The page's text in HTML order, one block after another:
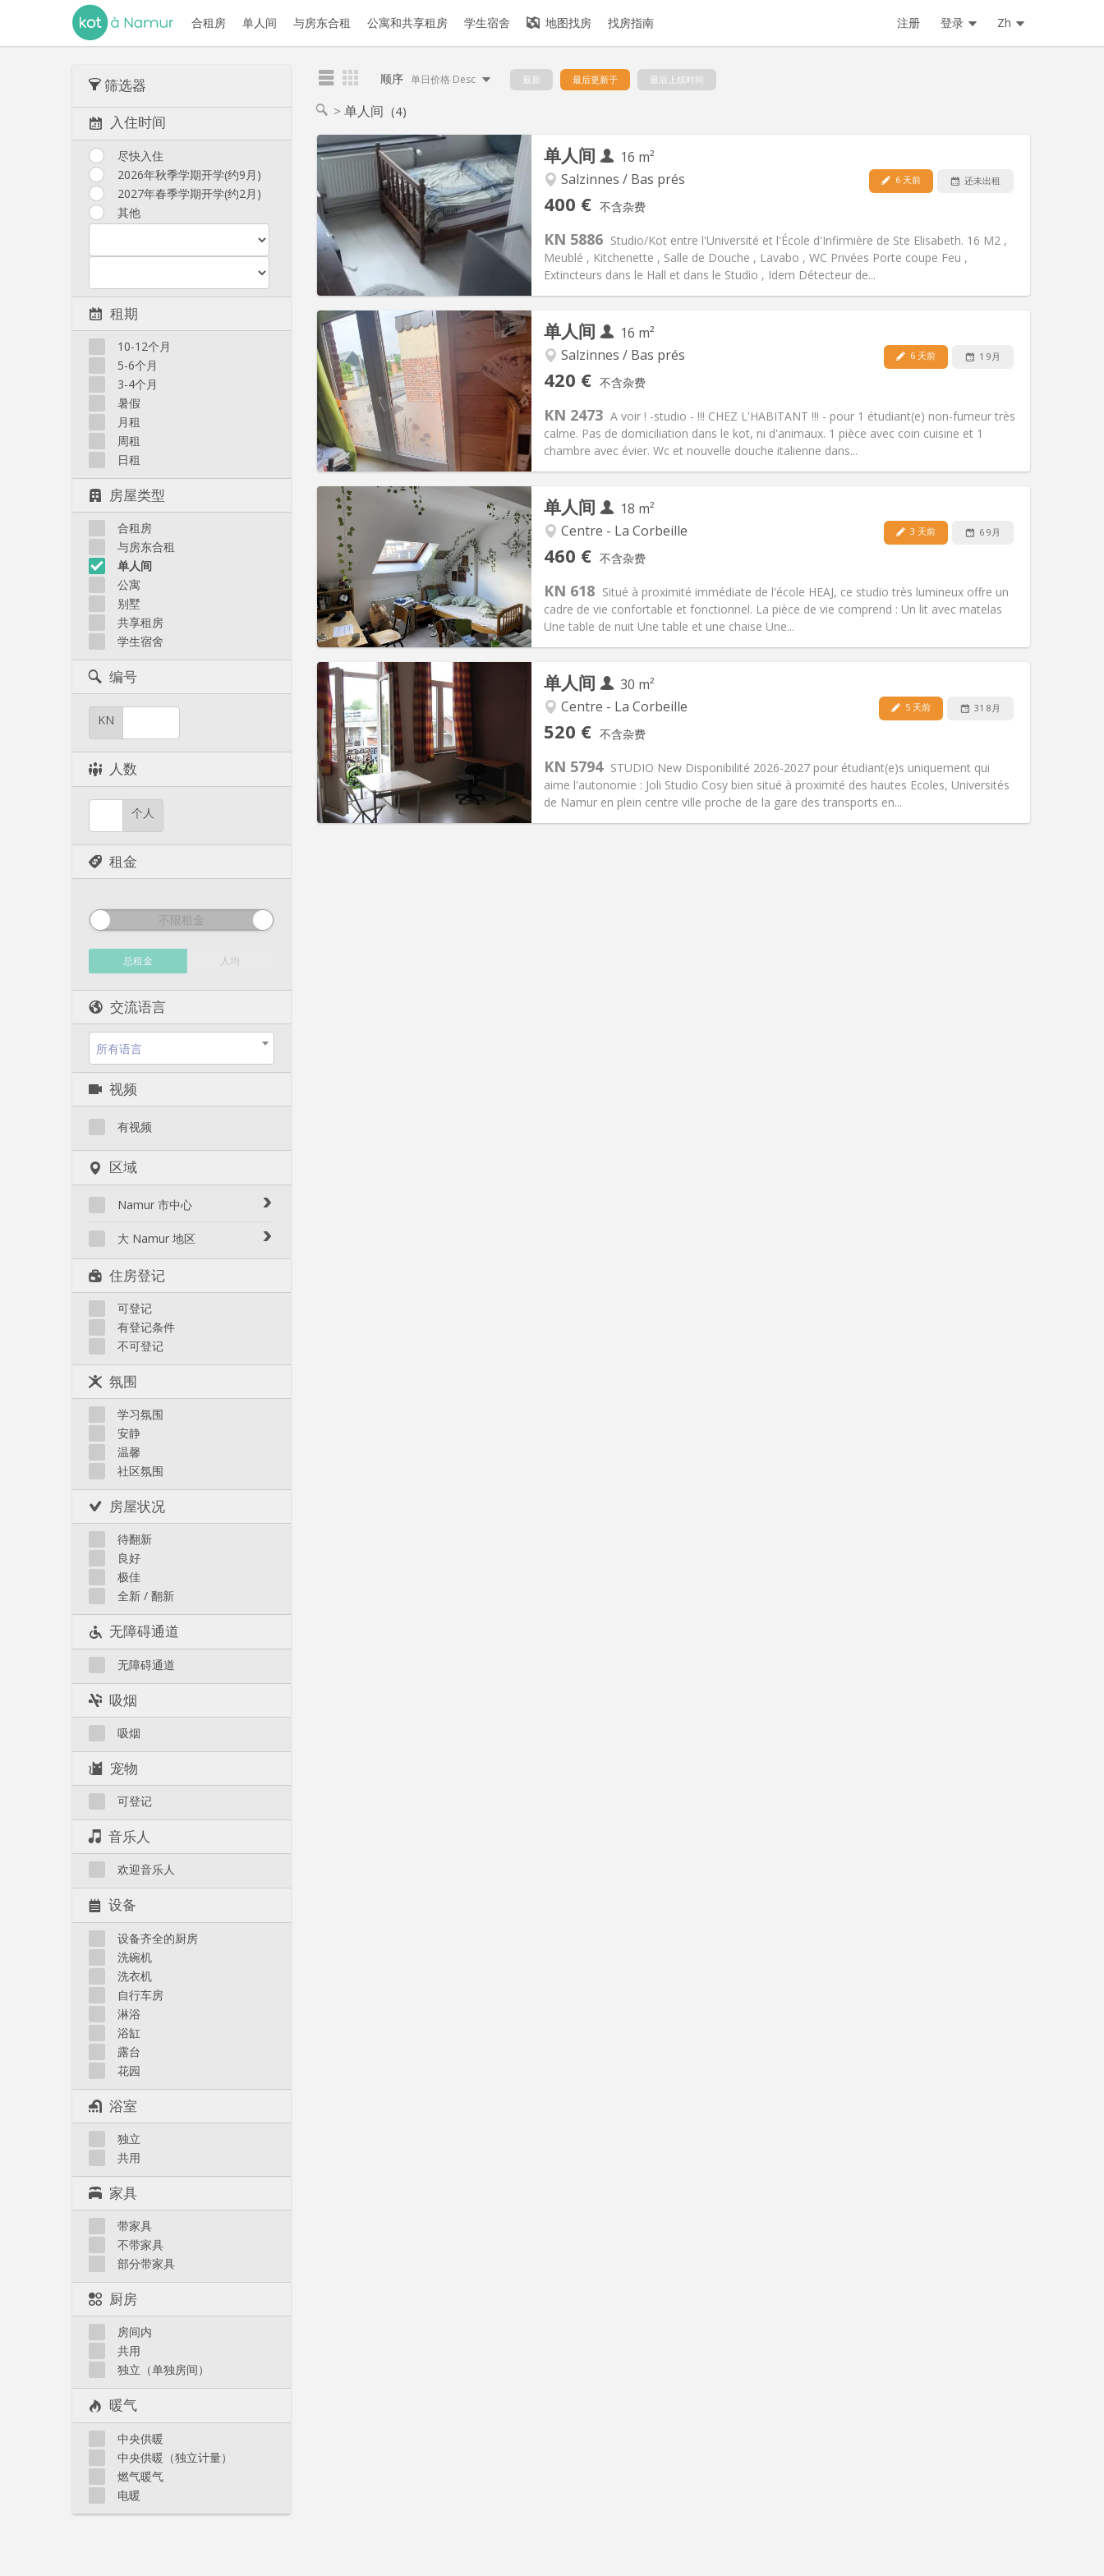
合租房 单人间 与房东合租 公寓和共享租房 学生宿舍 地图找房 找房指南 注册 登录 Zh
筛选器
入住时间
尽快入住
2026年秋季学期开学(约9月)
2027年春季学期开学(约2月)
其他
租期
10-12个月
5-6个月
3-4个月
暑假
月租
周租
日租
房屋类型
合租房
与房东合租
单人间
公寓
别墅
共享租房
学生宿舍
编号
KN
人数
个人
租金
不限租金
总租金 人均
交流语言
所有语言
视频
有视频
区域
Namur 市中心
Bomel-Heuvy
Citadelle / La Plante
Herbatte / Moulin à vent
Jambes
Salzinnes / Bas prés
Sources / St Servais / Trois
Piliers
大 Namur 地区
Belgrade
Bouge
Champion
Flawinne
Malonne
Montagne
Velaine
其他
住房登记
可登记
有登记条件
不可登记
氛围
学习氛围
安静
温馨
社区氛围
房屋状况
待翻新
良好
极佳
全新 / 翻新
无障碍通道
无障碍通道
吸烟
吸烟
宠物
可登记
音乐人
欢迎音乐人
设备
设备齐全的厨房
洗碗机
洗衣机
自行车房
淋浴
浴缸
露台
花园
浴室
独立
共用
家具
带家具
不带家具
部分带家具
厨房
房间内
共用
独立（单独房间）
暖气
中央供暖
中央供暖（独立计量）
燃气暖气
电暖
顺序 单日价格 Desc 最新 最后更新于 最后上线时间
单人间 (4)
单人间
16 m²
Salzinnes / Bas prés
400 € 不含杂费
6 天前 还未出租
KN 5886 Studio/Kot entre l'Université et l'École d'Infirmière de Ste Elisabeth. 16 M2 ,
Meublé , Kitchenette , Salle de Douche , Lavabo , WC Privées Porte coupe Feu ,
Extincteurs dans le Hall et dans le Studio , Idem Détecteur de...
实用信息
租金:400 €
水电费:75 €
租期: 12个月, 11个月, 10个月, 5-6个月
住房登记:可登记
布局
浴室:独立
面积:16 m2
其他
氛围:学习氛围, 温馨, 安静, 社区氛围
单人间
16 m²
Salzinnes / Bas prés
420 € 不含杂费
6 天前 1 9月
KN 2473 A voir ! -studio - !!! CHEZ L'HABITANT !!! - pour 1 étudiant(e) non-fumeur très
calme. Pas de domiciliation dans le kot, ni d'animaux. 1 pièce avec coin cuisine et 1
chambre avec évier. Wc et nouvelle douche italienne dans...
实用信息
租金: 420 €
水电费:30 €
租期:10个月
住房登记: 否
布局
浴室:独立
面积:16 m2
其他
氛围:安静, 学习氛围, 温馨
单人间
18 m²
Centre - La Corbeille
460 € 不含杂费
3 天前 6 9月
KN 618 Situé à proximité immédiate de l'école HEAJ, ce studio très lumineux offre un
cadre de vie confortable et fonctionnel. La pièce de vie comprend : Un lit avec matelas
Une table de nuit Une table et une chaise Une...
实用信息
租金: 460 €
水电费: 75 €
租期: 12个月
住房登记: 否
布局
浴室:独立
面积:18 m2
其他
氛围:学习氛围
单人间
30 m²
Centre - La Corbeille
520 € 不含杂费
5 天前 31 8月
KN 5794 STUDIO New Disponibilité 2026-2027 pour étudiant(e)s uniquement qui
aime l'autonomie : Joli Studio Cosy bien situé à proximité des hautes Ecoles, Universités
de Namur en plein centre ville proche de la gare des transports en...
实用信息
租金:520 €
水电费:0 €
租期:12个月
住房登记:否
布局
浴室:独立
面积:30 m2
其他
氛围:学习氛围, 安静